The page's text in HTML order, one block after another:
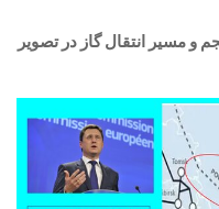
لوله گاز قدرت سیبری-۲، حجم و مسیر انتقال گاز در تصویر